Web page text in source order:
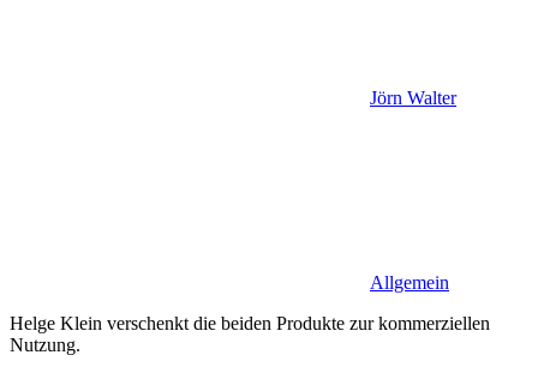
Jörn Walter
Allgemein
Helge Klein verschenkt die beiden Produkte zur kommerziellen
Nutzung.